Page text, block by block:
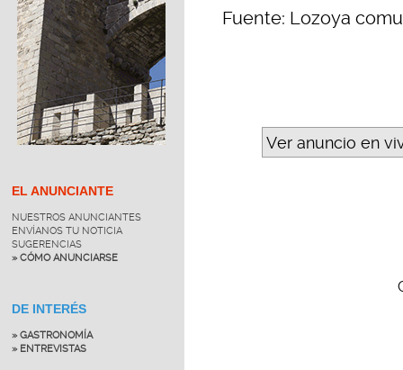
EL ANUNCIANTE
NUESTROS ANUNCIANTES
ENVÍANOS TU NOTICIA
SUGERENCIAS
» CÓMO ANUNCIARSE
DE INTERÉS
» GASTRONOMÍA
» ENTREVISTAS
Fuente: Lozoya
Ver anuncio en